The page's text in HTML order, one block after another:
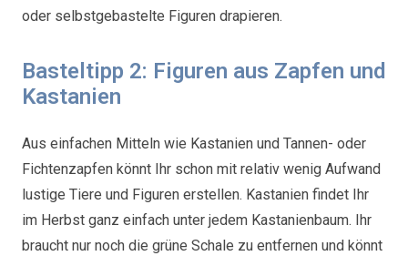
oder selbstgebastelte Figuren drapieren.
Basteltipp 2: Figuren aus Zapfen und
Kastanien
Aus einfachen Mitteln wie Kastanien und Tannen- oder
Fichtenzapfen könnt Ihr schon mit relativ wenig Aufwand
lustige Tiere und Figuren erstellen. Kastanien findet Ihr
im Herbst ganz einfach unter jedem Kastanienbaum. Ihr
braucht nur noch die grüne Schale zu entfernen und könnt